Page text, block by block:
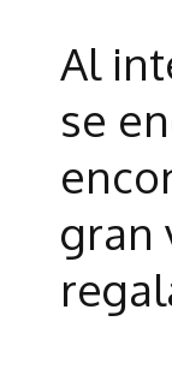
Al
se
gran